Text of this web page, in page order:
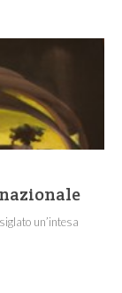
un’intesa